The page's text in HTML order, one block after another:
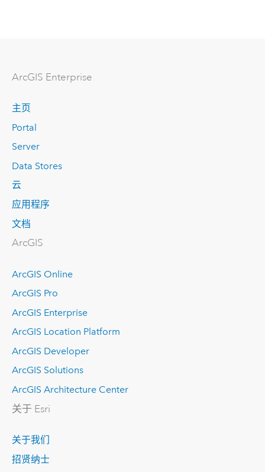
ArcGIS Enterprise
主页
Portal
Server
Data Stores
云
应用程序
文档
ArcGIS
ArcGIS Online
ArcGIS Pro
ArcGIS Enterprise
ArcGIS Location Platform
ArcGIS Developer
ArcGIS Solutions
ArcGIS Architecture Center
关于 Esri
关于我们
招贤纳士